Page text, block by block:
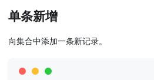
单条新增
向集合中添加一条新记录。